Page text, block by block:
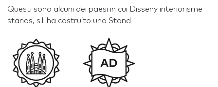
Questi sono alcuni dei paesi in cui Disseny interiorisme
stands, s.l. ha costruito uno Stand